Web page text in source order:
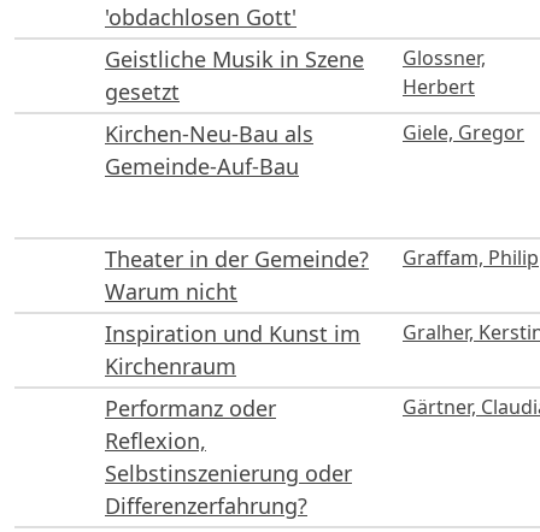
'obdachlosen Gott'
Geistliche Musik in Szene
gesetzt
Glossner,
Herbert
Kirchen-Neu-Bau als
Gemeinde-Auf-Bau
Giele, Gregor
Theater in der Gemeinde?
Warum nicht
Graffam, Philip
Inspiration und Kunst im
Kirchenraum
Gralher,
Performanz oder
Reflexion,
Selbstinszenierung oder
Differenzerfahrung?
Gärtner,